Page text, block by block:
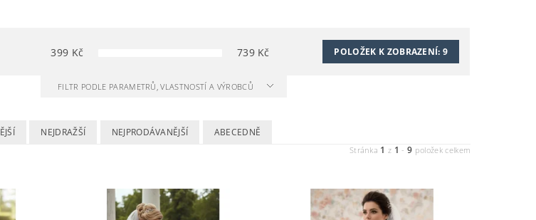
399 Kč 739Kč POLOŽEK K ZOBRAZENÍ:9
FILTR PODLE PARAMETRŮ, VLASTNOSTÍ A VÝROBCŮ
NEJDRAŽŠÍ NEJPRODÁVANĚJŠÍ ABECEDNĚ
Stránka 1 z 1 -9 položek celkem